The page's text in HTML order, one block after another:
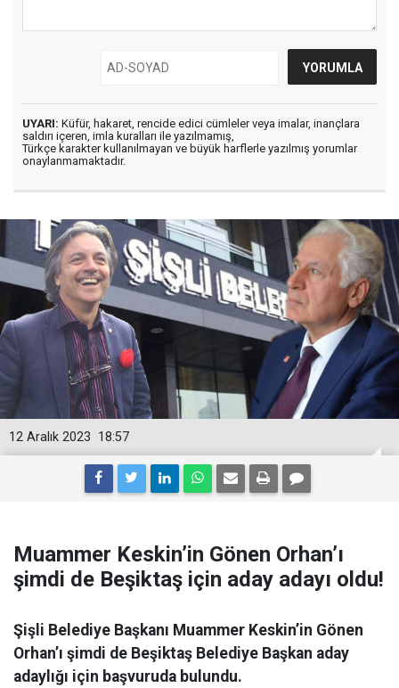
UYARI: Küfür, hakaret, rencide edici cümleler veya imalar, inançlara
saldırı içeren, imla kuralları ile yazılmamış,
Türkçe karakter kullanılmayan ve büyük harflerle yazılmış yorumlar
onaylanmamaktadır.
18:57
12 Aralık 2023
Muammer Keskin’in Gönen Orhan’ı
şimdi de Beşiktaş için aday adayı oldu!
Şişli Belediye Başkanı Muammer Keskin’in Gönen
Orhan’ı şimdi de Beşiktaş Belediye Başkan aday
adaylığı için başvuruda bulundu.